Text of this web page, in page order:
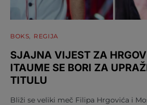
BOKS REGIJA
SJAJNA VIJEST ZA
ITAUME SE BORI ZA
TITULU
Bliži se veliki meč Filipa Hrgovića i